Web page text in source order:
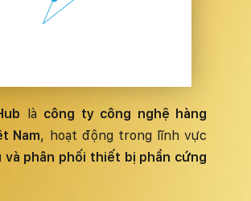
là công ty công nghệ hàng
Nam, hoạt động trong lĩnh vực
và phân phối thiết bị phần cứng